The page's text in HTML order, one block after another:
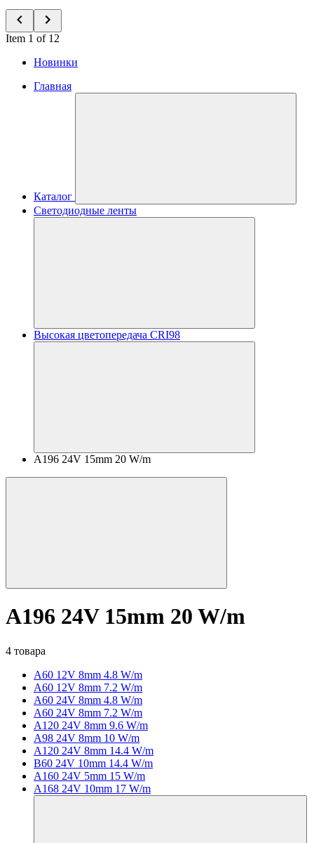
Item 1 of 12
Новинки
Главная
Каталог
Светодиодные ленты
Высокая цветопередача CRI98
A196 24V 15mm 20 W/m
A196 24V 15mm 20 W/m
4 товара
A60 12V 8mm 4.8 W/m
A60 12V 8mm 7.2 W/m
A60 24V 8mm 4.8 W/m
A60 24V 8mm 7.2 W/m
A120 24V 8mm 9.6 W/m
A98 24V 8mm 10 W/m
A120 24V 8mm 14.4 W/m
B60 24V 10mm 14.4 W/m
A160 24V 5mm 15 W/m
A168 24V 10mm 17 W/m